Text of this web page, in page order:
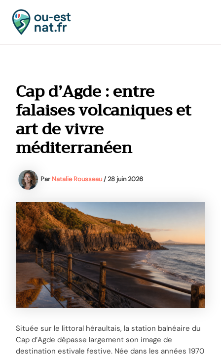
contenu
Cap d’Agde : entre
falaises volcaniques et
art de vivre
méditerranéen
Par Natalie Rousseau/28 juin 2026
Située sur le littoral héraultais, la station balnéaire du
Cap d’Agde dépasse largement son image de
destination estivale festive. Née dans les années 1970